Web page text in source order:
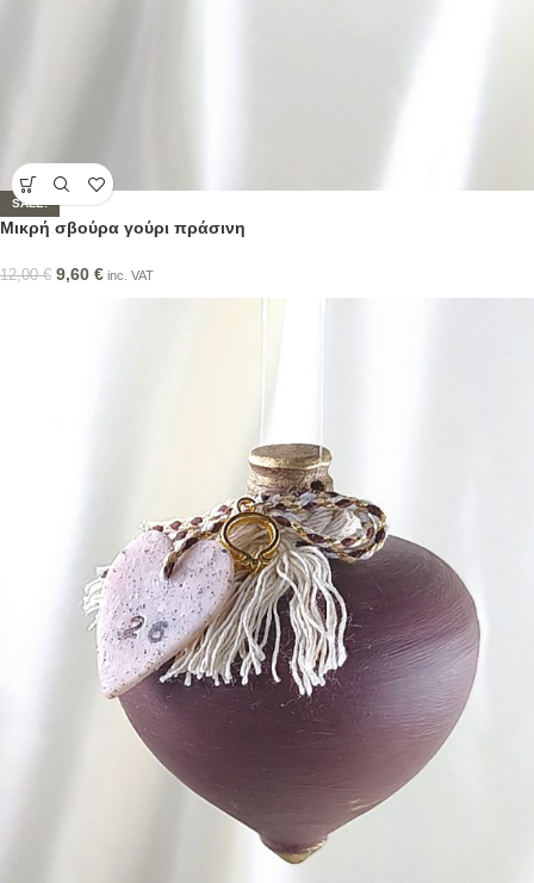
SALE!
Μικρή σβούρα γούρι πράσινη
12,00€ 9,60 € inc. VAT